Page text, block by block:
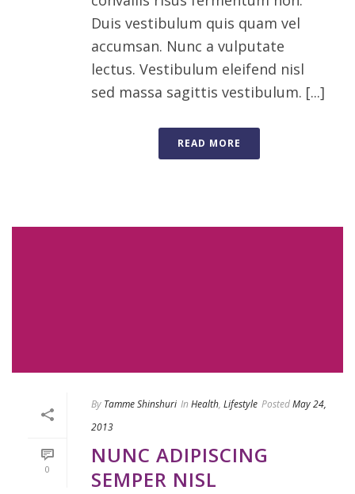
Duis vestibulum quis quam vel
accumsan. Nunc a vulputate
lectus. Vestibulum eleifend nisl
sed massa sagittis vestibulum. [...]
READ MORE
0
By Tamme Shinshuri In Health, Lifestyle PostedMay 24,
2013
NUNC ADIPISCING
SEMPER NISL